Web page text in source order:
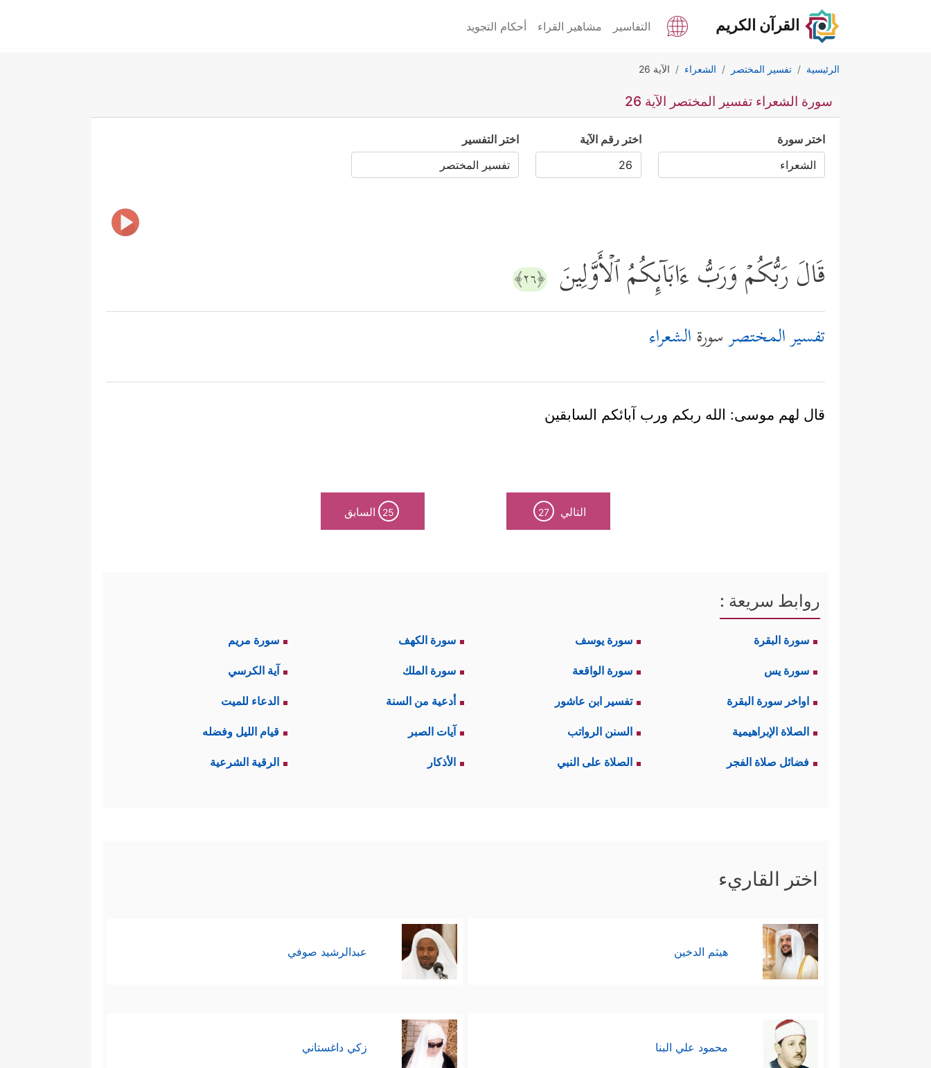
القرآن الكريم التفاسير مشاهير القراء أحكام التجويد
الرئيسية تفسير المختصر الشعراء الآية 26
سورة الشعراء تفسير المختصر الآية 26
اختر سورة اختر رقم الآية اختر التفسير
قَالَ رَبُّكُمۡ وَرَبُّ ءَابَاۤىِٕكُمُ ٱلۡأَوَّلِینَ ﴿٢٦﴾
تفسير المختصرسورةالشعراء
قال لهم موسى: الله ربكم ورب آبائكم السابقين
التالي 27
25 السابق
روابط سريعة :
سورة البقرة سورة يوسف سورة الكهف سورة مريم
سورة يس سورة الواقعة سورة الملك آية الكرسي
اواخر سورة البقرة تفسير ابن عاشور أدعية من السنة الدعاء للميت
الصلاة الإبراهيمية السنن الرواتب آيات الصبر قيام الليل وفضله
فضائل صلاة الفجر الصلاة على النبي الأذكار الرقية الشرعية
اختر القاريء
هيثم الدخين عبدالرشيد صوفي
محمود علي البنا زكي داغستاني